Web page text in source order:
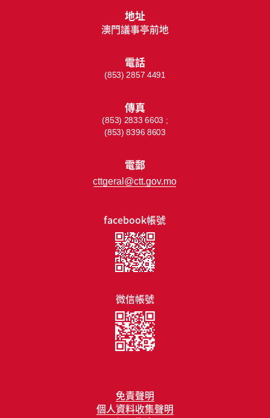
免責聲明
個人資料收集聲明
facebook帳號
微信帳號
地址
澳門議事亭前地
電話
(853) 2857 4491
傳真
(853) 2833 6603 ;
(853) 8396 8603
電郵
cttgeral@ctt.gov.mo